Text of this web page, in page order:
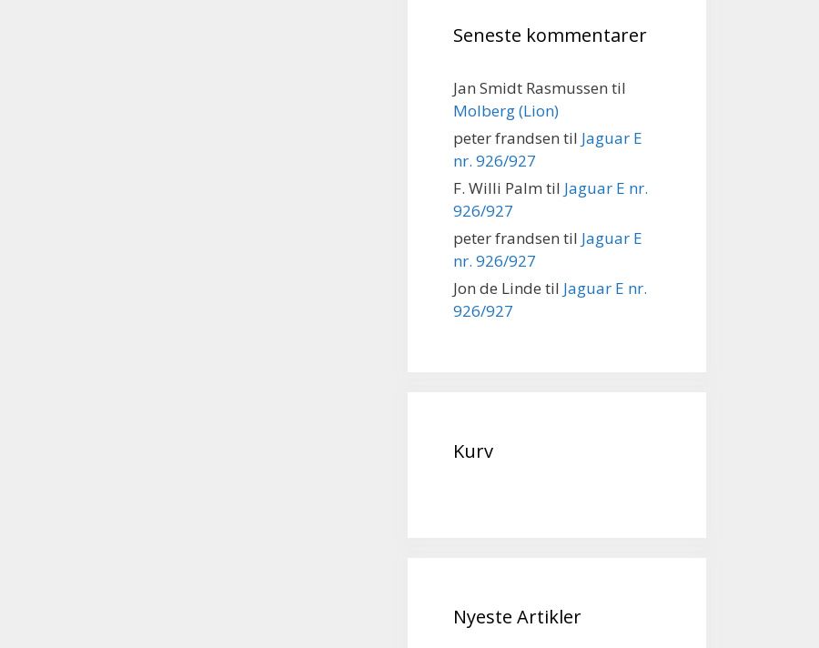
Seneste kommentarer
Jan Smidt Rasmussen til
Molberg (Lion)
peter frandsen til Jaguar E
nr. 926/927
F. Willi Palm til Jaguar E nr.
926/927
peter frandsen til Jaguar E
nr. 926/927
Jon de Linde til Jaguar E nr.
926/927
Kurv
Nyeste Artikler